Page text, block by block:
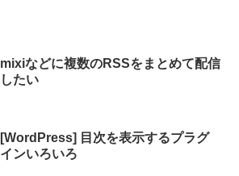
mixiなどに複数のRSSをまとめて配信
したい
[WordPress] 目次を表示するプラグ
インいろいろ